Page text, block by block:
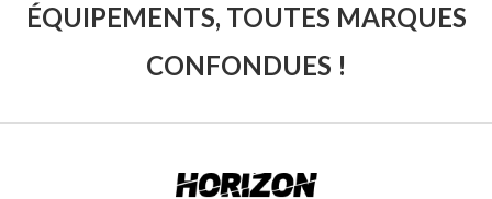
ÉQUIPEMENTS, TOUTES MARQUES
CONFONDUES !